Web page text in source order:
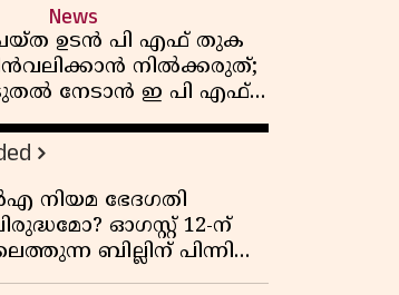
News
ഉടൻ പി എഫ് തുക
നിൽക്കരുത്;
നേടാൻ ഇ പി എഫ്
നിയമം അറിയാം
ഭേദഗതി
ഓഗസ്റ്റ് 12-ന്
ബില്ലിന് പിന്നിലെ
എന്ത്?